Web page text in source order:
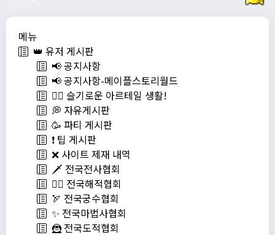
메뉴
👑 유저 게시판
📢 공지사항
📢 공지사항-메이플스토리월드
💁‍♂ 슬기로운 아르테일 생활!
💭 자유게시판
🥳 파티 게시판
❗️ 팁 게시판
❌ 사이트 제재 내역
🗡️ 전국전사협회
🏴‍☠️ 전국해적협회
🏹 전국궁수협회
✨ 전국마법사협회
🦹 전국도적협회